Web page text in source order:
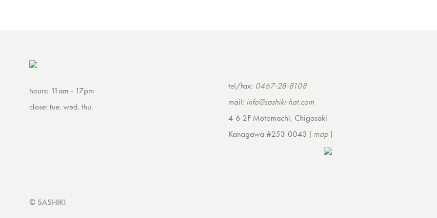
hours: 11am - 17pm
close: tue. wed. thu.
tel/fax: 0467-28-8108
mail: info@sashiki-hat.com
4-6 2F Motomachi, Chigasaki
Kanagawa #253-0043 [ map]
© SASHIKI